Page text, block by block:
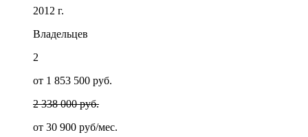
2012 г.
Владельцев
2
от 1 853 500 руб.
2 338 000 руб.
от 30 900 руб/мес.